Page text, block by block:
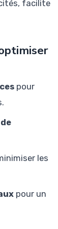
facilite
pour
les
pour un